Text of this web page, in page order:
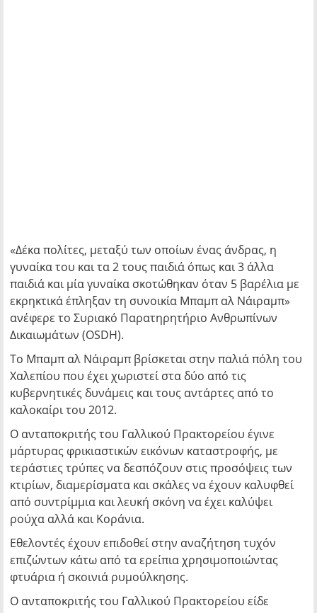
«Δέκα πολίτες, μεταξύ των οποίων ένας άνδρας, η
γυναίκα του και τα 2 τους παιδιά όπως και 3 άλλα
παιδιά και μία γυναίκα σκοτώθηκαν όταν 5 βαρέλια με
εκρηκτικά έπληξαν τη συνοικία Μπαμπ αλ Νάιραμπ»
ανέφερε το Συριακό Παρατηρητήριο Ανθρωπίνων
Δικαιωμάτων (OSDH).
Το Μπαμπ αλ Νάιραμπ βρίσκεται στην παλιά πόλη του
Χαλεπίου που έχει χωριστεί στα δύο από τις
κυβερνητικές δυνάμεις και τους αντάρτες από το
καλοκαίρι του 2012.
Ο ανταποκριτής του Γαλλικού Πρακτορείου έγινε
μάρτυρας φρικιαστικών εικόνων καταστροφής, με
τεράστιες τρύπες να δεσπόζουν στις προσόψεις των
κτιρίων, διαμερίσματα και σκάλες να έχουν καλυφθεί
από συντρίμμια και λευκή σκόνη να έχει καλύψει
ρούχα αλλά και Κοράνια.
Εθελοντές έχουν επιδοθεί στην αναζήτηση τυχόν
επιζώντων κάτω από τα ερείπια χρησιμοποιώντας
φτυάρια ή σκοινιά ρυμούλκησης.
Ο ανταποκριτής του Γαλλικού Πρακτορείου είδε